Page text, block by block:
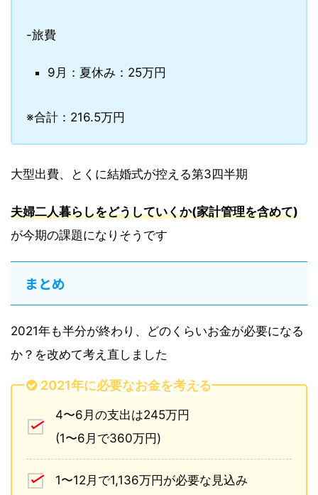
-旅費
9月：夏休み：25万円
※合計：216.5万円
大型出費、とくに結婚式が控える第3四半期
夫婦二人暮らしをどうしていくか(家計管理を含めて)
が今期の課題になりそうです
まとめ
2021年も半分が終わり、どのくらいお金が必要になる
か？を改めて考え直しました
2021年に必要なお金を考える
4〜6月の支出は245万円
(1〜6月で360万円)
1〜12月で1,136万円が必要な見込み